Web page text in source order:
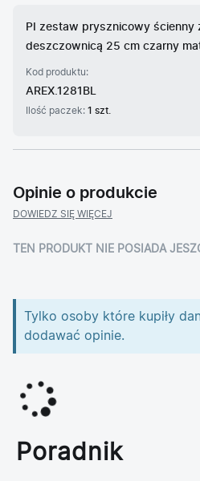
PI zestaw prysznicowy ścienny
deszczownicą 25 cm czarny
Kod produktu:
AREX.1281BL
Ilość paczek: 1 szt.
Opinie o produkcie
DOWIEDZ SIĘ WIĘCEJ
TEN PRODUKT NIE POSIADA
Tylko osoby które kupiły
dodawać opinie.
Poradnik